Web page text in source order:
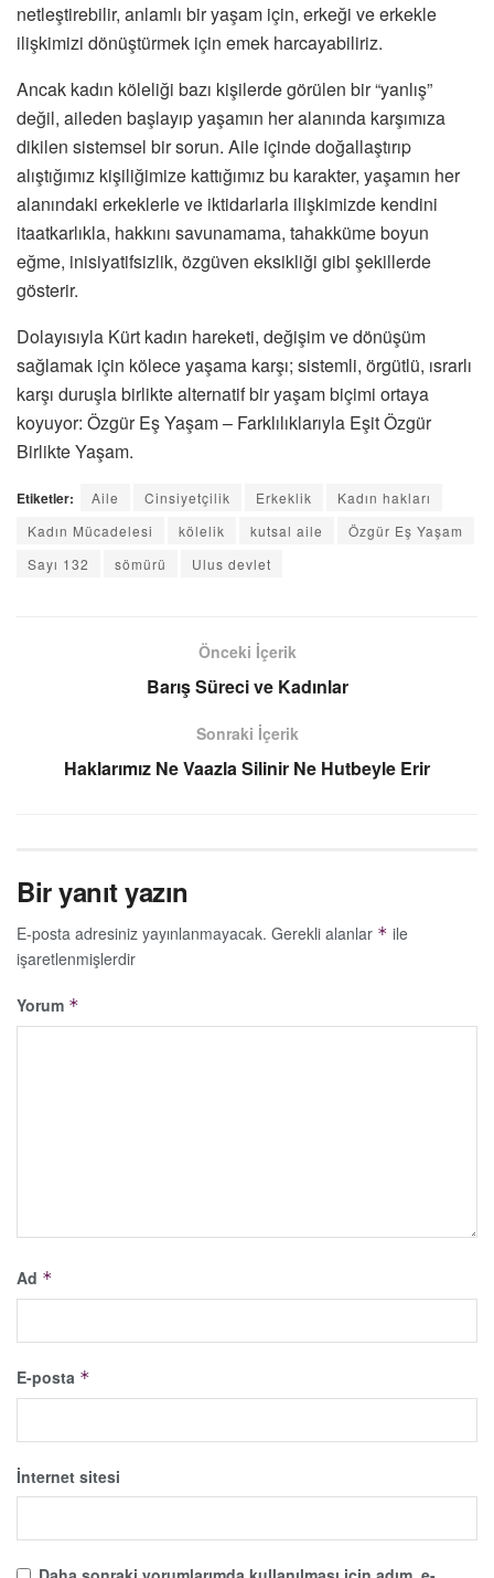
netleştirebilir, anlamlı bir yaşam için, erkeği ve erkekle
ilişkimizi dönüştürmek için emek harcayabiliriz.
Ancak kadın köleliği bazı kişilerde görülen bir “yanlış”
değil, aileden başlayıp yaşamın her alanında karşımıza
dikilen sistemsel bir sorun. Aile içinde doğallaştırıp
alıştığımız kişiliğimize kattığımız bu karakter, yaşamın her
alanındaki erkeklerle ve iktidarlarla ilişkimizde kendini
itaatkarlıkla, hakkını savunamama, tahakküme boyun
eğme, inisiyatifsizlik, özgüven eksikliği gibi şekillerde
gösterir.
Dolayısıyla Kürt kadın hareketi, değişim ve dönüşüm
sağlamak için kölece yaşama karşı; sistemli, örgütlü, ısrarlı
karşı duruşla birlikte alternatif bir yaşam biçimi ortaya
koyuyor: Özgür Eş Yaşam – Farklılıklarıyla Eşit Özgür
Birlikte Yaşam.
Etiketler: Aile Cinsiyetçilik Erkeklik
Kadın hakları
Kadın Mücadelesi
kölelik kutsal aile
Özgür Eş Yaşam
Sayı 132
sömürü Ulus devlet
Önceki İçerik
Barış Süreci ve Kadınlar
Sonraki İçerik
Haklarımız Ne Vaazla Silinir Ne Hutbeyle Erir
Bir yanıt yazın
E-posta adresiniz yayınlanmayacak. Gerekli alanlar * ile
işaretlenmişlerdir
Yorum *
Ad *
E-posta *
İnternet sitesi